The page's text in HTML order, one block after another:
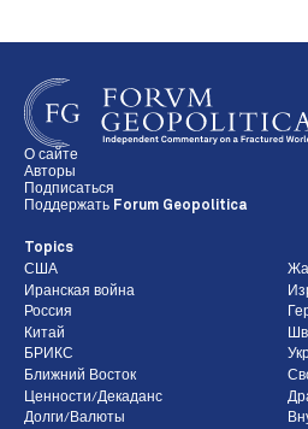
О сайте
Авторы
Подписаться
Поддержать Forum Geopolitica
Topics
США
Иранская война
Россия
Китай
БРИКС
Ближний Восток
Ценности/Декаданс
Долги/Валюты